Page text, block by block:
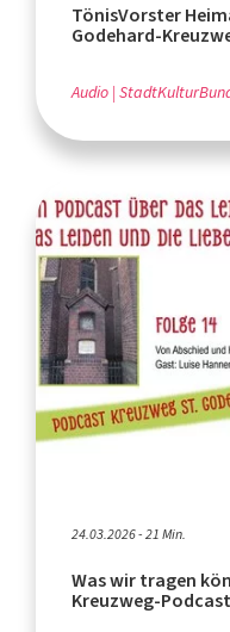
TönisVorster
Godehard-
Audio
24.03.2026 - 21 Min.
Was wir tragen
Kreuzweg-